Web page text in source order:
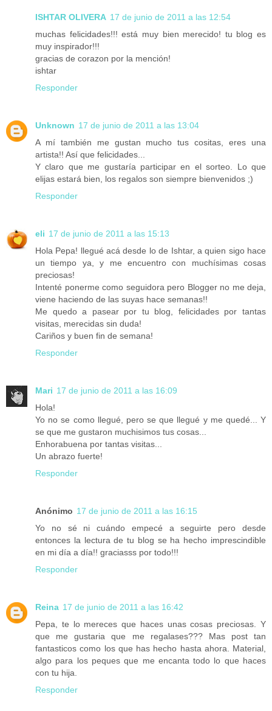
ISHTAR OLIVERA 17 de junio de 2011 a las 12:54
muchas felicidades!!! está muy bien merecido! tu blog es
muy inspirador!!!
gracias de corazon por la mención!
ishtar
Responder
Unknown 17 de junio de 2011 a las 13:04
A mí también me gustan mucho tus cositas, eres una
artista!! Así que felicidades...
Y claro que me gustaría participar en el sorteo. Lo que
elijas estará bien, los regalos son siempre bienvenidos ;)
Responder
eli 17 de junio de 2011 a las 15:13
Hola Pepa! llegué acá desde lo de Ishtar, a quien sigo hace
un tiempo ya, y me encuentro con muchísimas cosas
preciosas!
Intenté ponerme como seguidora pero Blogger no me deja,
viene haciendo de las suyas hace semanas!!
Me quedo a pasear por tu blog, felicidades por tantas
visitas, merecidas sin duda!
Cariños y buen fin de semana!
Responder
Mari 17 de junio de 2011 a las 16:09
Hola!
Yo no se como llegué, pero se que llegué y me quedé... Y
se que me gustaron muchisimos tus cosas...
Enhorabuena por tantas visitas...
Un abrazo fuerte!
Responder
Anónimo 17 de junio de 2011 a las 16:15
Yo no sé ni cuándo empecé a seguirte pero desde
entonces la lectura de tu blog se ha hecho imprescindible
en mi día a día!! graciasss por todo!!!
Responder
Reina 17 de junio de 2011 a las 16:42
Pepa, te lo mereces que haces unas cosas preciosas. Y
que me gustaria que me regalases??? Mas post tan
fantasticos como los que has hecho hasta ahora. Material,
algo para los peques que me encanta todo lo que haces
con tu hija.
Responder